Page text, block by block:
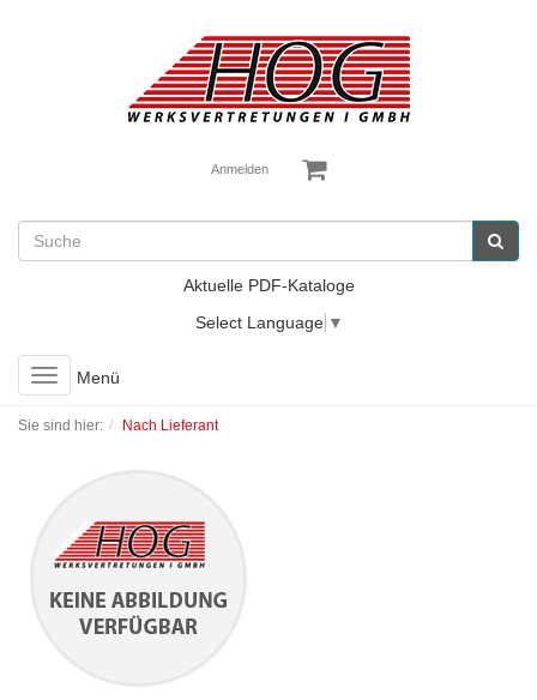
Anmelden
Aktuelle PDF-Kataloge
Select Language ▼
Toggle
navigation
Menü
Sie sind hier: Nach Lieferant